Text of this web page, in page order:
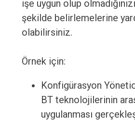
işe uygun olup
şekilde belirlemelerine
olabilirsiniz.
Örnek için:
Konfigürasyon
BT teknolojilerinin
uygulanması